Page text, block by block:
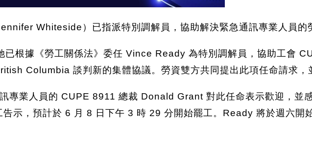
Whiteside）已指派特別調解員，協助解決緊急通訊專業人員的
已根據《勞工關係法》委任 Vince Ready 為特別調解員，協助工會
Columbia 談判新的集體協議。勞資雙方共同提出此項任命請求，
專業人員的 CUPE 8911 總裁 Donald Grant 對此任命表示歡迎，並
示，預計於 6 月 8 日下午 3 時 29 分開始罷工。Ready 將於週六開